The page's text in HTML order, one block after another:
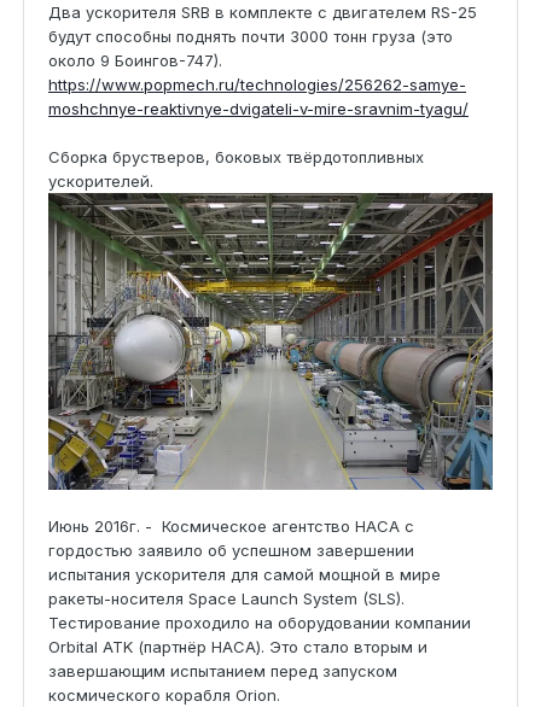
Два ускорителя SRB в комплекте с двигателем RS-25
будут способны поднять почти 3000 тонн груза (это
около 9 Боингов-747).
https://www.popmech.ru/technologies/256262-samye-
moshchnye-reaktivnye-dvigateli-v-mire-sravnim-tyagu/
Сборка брустверов, боковых твёрдотопливных
ускорителей.
Июнь 2016г. - Космическое агентство НАСА с
гордостью заявило об успешном завершении
испытания ускорителя для самой мощной в мире
ракеты-носителя Space Launch System (SLS).
Тестирование проходило на оборудовании компании
Orbital ATK (партнёр НАСА). Это стало вторым и
завершающим испытанием перед запуском
космического корабля Orion.